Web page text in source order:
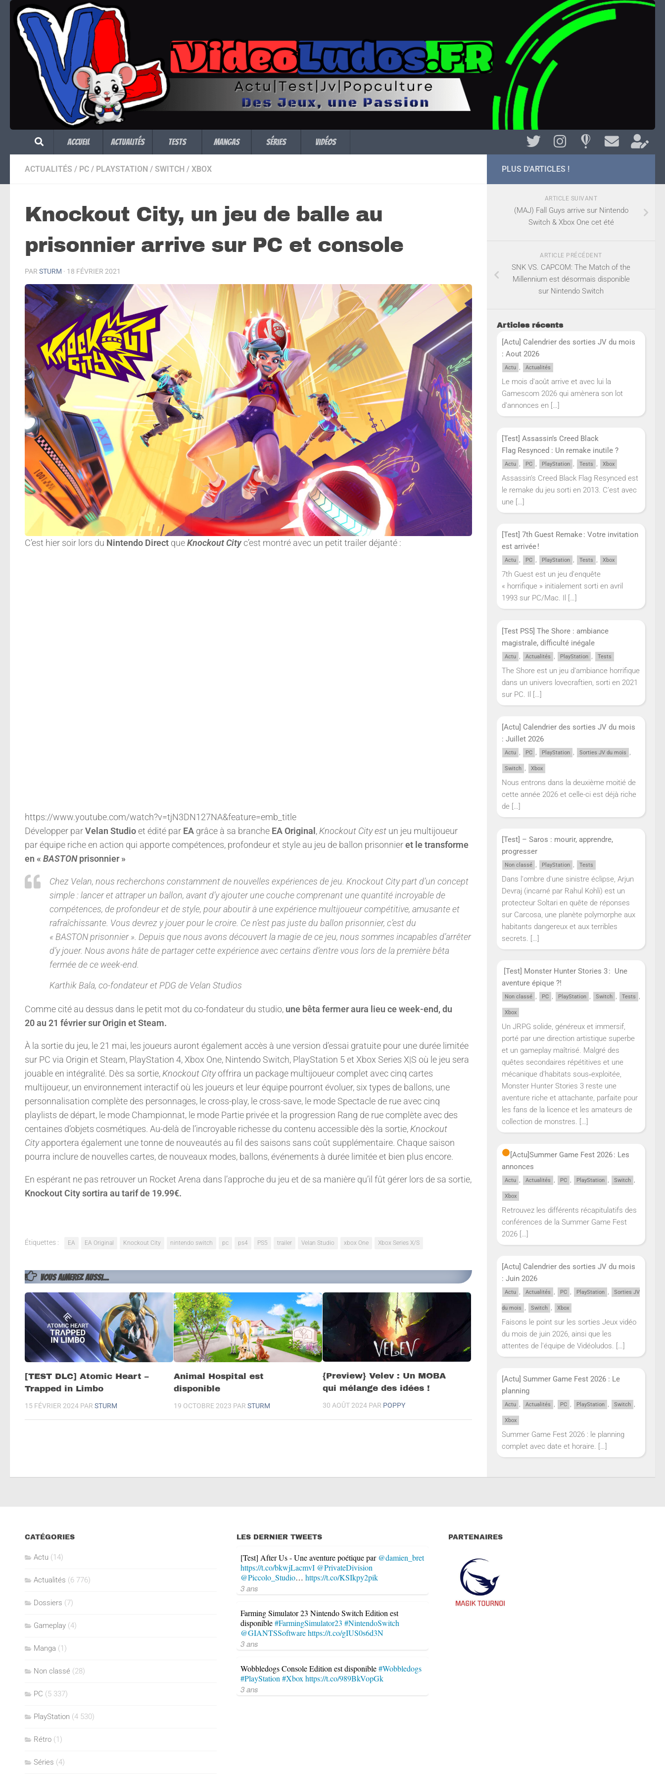
Skip to content
Accueil Actualités Tests Mangas Séries Vidéos
ACTUALITÉS / PC / PLAYSTATION / SWITCH / XBOX
Knockout City, un jeu de balle au
prisonnier arrive sur PC et console
PAR STURM · 18 FÉVRIER 2021
C’est hier soir lors du Nintendo Direct queKnockout City c’est montré avec un petit trailer déjanté :
https://www.youtube.com/watch?v=tjN3DN127NA&feature=emb_title
Développer parVelan Studioet édité par EA grâce à sa branche EA Original ,Knockout City est un jeu multijoueur
par équipe riche en action qui apporte compétences, profondeur et style au jeu de ballon prisonnieret le transforme
en « BASTONprisonnier »
Chez Velan, nous recherchons constamment de nouvelles expériences de jeu. Knockout Citypart d’un concept
simple : lancer et attraper un ballon, avant d’y ajouter une couche comprenant une quantité incroyable de
compétences, de profondeur et de style, pour aboutir à une expérience multijoueur compétitive, amusante et
rafraîchissante. Vous devrez y jouer pour le croire. Ce n’est pas juste du ballon prisonnier, c’est du
«BASTONprisonnier ». Depuis que nous avons découvert la magie de ce jeu, nous sommes incapables d’arrêter
d’y jouer. Nous avons hâte de partager cette expérience avec certains d’entre vous lors de la première bêta
fermée de ce week-end.
Karthik Bala, co-fondateur et PDG de Velan Studios
Comme cité au dessus dans le petit mot du co-fondateur du studio, une bêta fermer aura lieu ce week-end, du
20 au 21 février sur Origin et Steam.
À la sortie du jeu, le 21 mai, les joueurs auront également accès à une version d’essai gratuite pour une durée limitée
sur PC via Origin et Steam, PlayStation 4, Xbox One, Nintendo Switch, PlayStation 5 et Xbox Series X|S où le jeu sera
jouable en intégralité. Dès sa sortie, Knockout Cityoffrira un package multijoueur complet avec cinq cartes
multijoueur, un environnement interactif où les joueurs et leur équipe pourront évoluer, six types de ballons, une
personnalisation complète des personnages, le cross-play, le cross-save, le mode Spectacle de rue avec cinq
playlists de départ, le mode Championnat, le mode Partie privée et la progression Rang de rue complète avec des
centaines d’objets cosmétiques. Au-delà de l’incroyable richesse du contenu accessible dès la sortie, Knockout
Cityapportera également une tonne de nouveautés au fil des saisons sans coût supplémentaire. Chaque saison
pourra inclure de nouvelles cartes, de nouveaux modes, ballons, événements à durée limitée et bien plus encore.
En espérant ne pas retrouver un Rocket Arena dans l’approche du jeu et de sa manière qu’il fût gérer lors de sa sortie,
Knockout City sortira au tarif de 19.99€.
Étiquettes : EA EA Original Knockout City nintendo switch pc ps4 PS5 trailer Velan Studio xbox One Xbox Series X/S
VOUS AIMEREZ AUSSI...
[TEST DLC] Atomic Heart –
Trapped in Limbo
15 FÉVRIER 2024 PAR STURM
Animal Hospital est
disponible
19 OCTOBRE 2023 PARSTURM
{Preview} Velev : Un MOBA
qui mélange des idées !
30 AOÛT 2024 PAR POPPY
PLUS D'ARTICLES !
ARTICLE SUIVANT
(MAJ) Fall Guys arrive sur Nintendo
Switch & Xbox One cet été
ARTICLE PRÉCÉDENT
SNK VS. CAPCOM: The Match of the
Millennium est désormais disponible
sur Nintendo Switch
Articles récents
[Actu] Calendrier des sorties JV du mois
: Aout 2026
Actu , Actualités
Le mois d’août arrive et avec lui la
Gamescom 2026 qui amènera son lot
d’annonces en […]
[Test] Assassin’s Creed Black
Flag Resynced : Un remake inutile ?
Actu , PC , PlayStation , Tests , Xbox
Assassin’s Creed Black Flag Resynced est
le remake du jeu sorti en 2013. C’est avec
une […]
[Test] 7th Guest Remake : Votre invitation
est arrivée !
Actu , PC , PlayStation , Tests , Xbox
7th Guest est un jeu d’enquête
« horrifique » initialement sorti en avril
1993 sur PC/Mac. Il
[…]
[Test PS5] The Shore : ambiance
magistrale, difficulté inégale
Actu , Actualités , PlayStation , Tests
The Shore est un jeu d’ambiance horrifique
dans un univers lovecraftien, sorti en 2021
sur PC. Il […]
[Actu] Calendrier des sorties JV du mois
: Juillet 2026
Actu , PC , PlayStation , Sorties JV du mois ,
Switch , Xbox
Nous entrons dans la deuxième moitié de
cette année 2026 et celle-ci est déjà riche
de […]
[Test] – Saros : mourir, apprendre,
progresser
Non classé , PlayStation , Tests
Dans l'ombre d'une sinistre éclipse, Arjun
Devraj (incarné par Rahul Kohli) est un
protecteur Soltari en quête de réponses
sur Carcosa, une planète polymorphe aux
habitants dangereux et aux terribles
secrets. […]
[Test] Monster Hunter Stories 3 : Une
aventure épique ?!
Non classé , PC , PlayStation , Switch , Tests ,
Xbox
Un JRPG solide, généreux et immersif,
porté par une direction artistique superbe
et un gameplay maîtrisé. Malgré des
quêtes secondaires répétitives et une
mécanique d’habitats sous‑exploitée,
Monster Hunter Stories 3 reste une
aventure riche et attachante, parfaite pour
les fans de la licence et les amateurs de
collection de monstres. […]
[Actu]Summer Game Fest 2026 : Les
annonces
Actu , Actualités , PC , PlayStation , Switch ,
Xbox
Retrouvez les différents récapitulatifs des
conférences de la Summer Game Fest
2026 […]
[Actu] Calendrier des sorties JV du mois
: Juin 2026
Actu , Actualités , PC , PlayStation , Sorties JV
du mois , Switch , Xbox
Faisons le point sur les sorties Jeux vidéo
du mois de juin 2026, ainsi que les
attentes de l'équipe de Vidéoludos. […]
[Actu] Summer Game Fest 2026 : Le
planning
Actu , Actualités , PC , PlayStation , Switch ,
Xbox
Summer Game Fest 2026 : le planning
complet avec date et horaire. […]
CATÉGORIES
Actu (14)
Actualités (6 776)
Dossiers (7)
Gameplay (4)
Manga (1)
Non classé (28)
PC (5 337)
PlayStation (4 530)
Rétro (1)
Séries (4)
LES DERNIER TWEETS
[Test] After Us - Une aventure poétique par @damien_bret
https://t.co/bkwjLacmvI @PrivateDivision
@Piccolo_Studio… https://t.co/KSIkpy2pik
3 ans
Farming Simulator 23 Nintendo Switch Edition est
disponible#FarmingSimulator23 #NintendoSwitch
@GIANTSSoftwarehttps://t.co/gIUS0s6d3N
3 ans
Wobbledogs Console Edition est disponible#Wobbledogs
#PlayStation #Xbox https://t.co/989BkVopGk
3 ans
PARTENAIRES